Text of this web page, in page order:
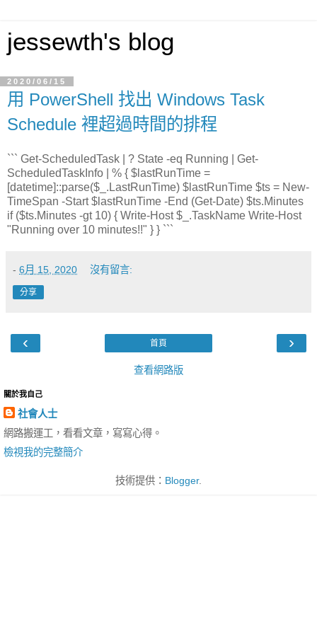
jessewth's blog
2020/06/15
用 PowerShell 找出 Windows Task
Schedule 裡超過時間的排程
``` Get-ScheduledTask | ? State -eq Running | Get-
ScheduledTaskInfo | % { $lastRunTime =
[datetime]::parse($_.LastRunTime) $lastRunTime $ts = New-
TimeSpan -Start $lastRunTime -End (Get-Date) $ts.Minutes
if ($ts.Minutes -gt 10) { Write-Host $_.TaskName Write-Host
"Running over 10 minutes!!" } } ```
- 6月 15, 2020 沒有留言:
分享
‹ ›
首頁
查看網路版
關於我自己
社會人士
網路搬運工，看看文章，寫寫心得。
檢視我的完整簡介
技術提供： Blogger.